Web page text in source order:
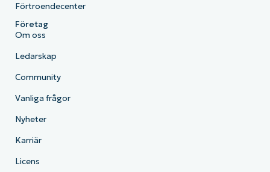
Förtroendecenter
Företag
Om oss
Ledarskap
Community
Vanliga frågor
Nyheter
Karriär
Licens